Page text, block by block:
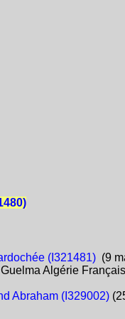
(I321481) (9
Algérie
Abraham (I329002)